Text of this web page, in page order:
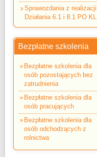
Sprawozdania z realizacji
Działania 6.1 i 8.1 PO KL
Bezpłatne szkolenia
Bezpłatne szkolenia dla
osób pozostających bez
zatrudnienia
Bezpłatne szkolenia dla
osób pracujących
Bezpłatne szkolenia dla
osób odchodzących z
rolnictwa